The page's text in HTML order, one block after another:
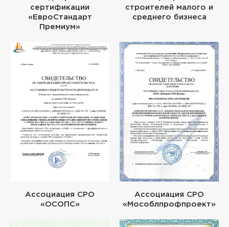
сертификации
«ЕвроСтандарт
Премиум»
строителей малого и
среднего бизнеса
Ассоциация СРО
«ОСОПС»
Ассоциация СРО
«Мособлпрофпроект»